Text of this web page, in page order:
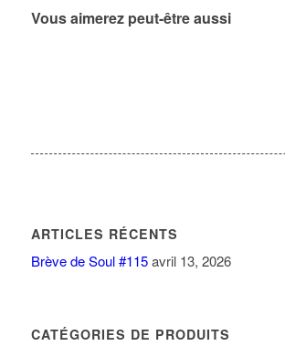
Vous aimerez peut-être aussi
ARTICLES RÉCENTS
Brève de Soul #115 avril 13, 2026
CATÉGORIES DE PRODUITS